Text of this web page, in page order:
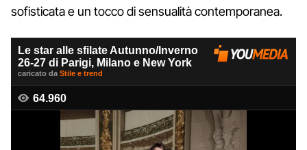
sofisticata e un tocco di sensualità contemporanea.